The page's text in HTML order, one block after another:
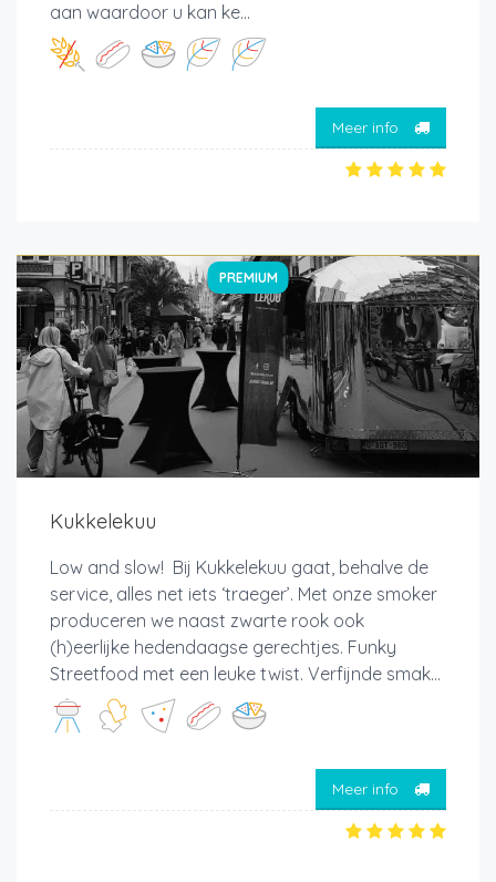
aan waardoor u kan ke...
Meer info
PREMIUM
Kukkelekuu
Low and slow! Bij Kukkelekuu gaat, behalve de
service, alles net iets ‘traeger’. Met onze smoker
produceren we naast zwarte rook ook
(h)eerlijke hedendaagse gerechtjes. Funky
Streetfood met een leuke twist. Verfijnde smak...
Meer info